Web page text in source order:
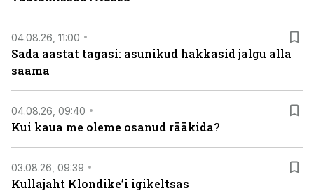
04.08.26, 11:00
Sada aastat tagasi: asunikud hakkasid jalgu alla
saama
04.08.26, 09:40
Kui kaua me oleme osanud rääkida?
03.08.26, 09:39
Kullajaht Klondike’i igikeltsas